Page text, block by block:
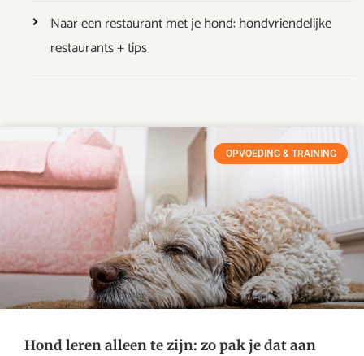
Naar een restaurant met je hond: hondvriendelijke
restaurants + tips
OPVOEDING & TRAINING
Hond leren alleen te zijn: zo pak je dat aan